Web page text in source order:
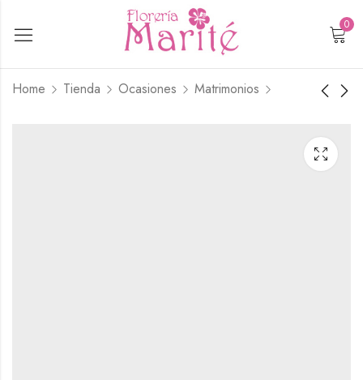
0
Home Tienda Ocasiones Matrimonios
Rosa y Mini Rosa
Ramo Blanco